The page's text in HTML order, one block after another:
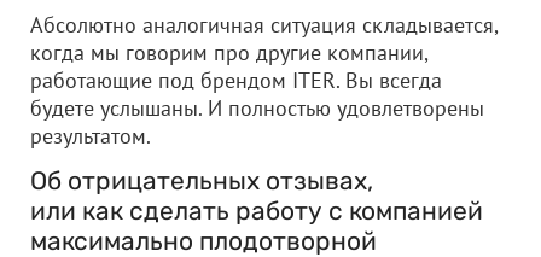
Абсолютно аналогичная ситуация складывается,
когда мы говорим про другие компании,
работающие под брендом ITER. Вы всегда
будете услышаны. И полностью удовлетворены
результатом.
Об отрицательных отзывах,
или как сделать работу с компанией
максимально плодотворной